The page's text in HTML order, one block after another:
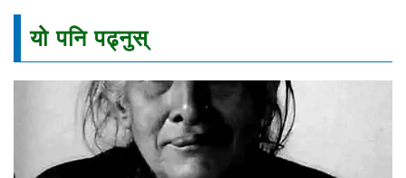
यो पनि पढ्नुस्